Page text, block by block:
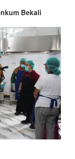
Bekali